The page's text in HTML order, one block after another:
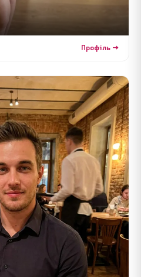
Профіль →